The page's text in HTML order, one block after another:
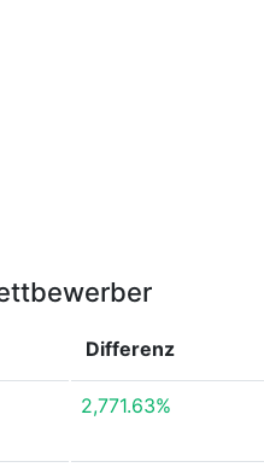
Differenz
2,771.63%